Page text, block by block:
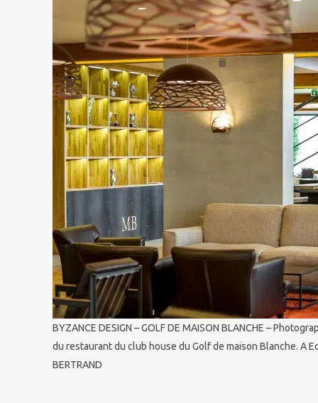
BYZANCE DESIGN – GOLF DE MAISON BLANCHE –
du restaurant du club house du Golf de maison Blanche. A
BERTRAND